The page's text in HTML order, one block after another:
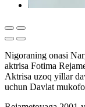
Nigoraning onasi
aktrisa Fotima
Aktrisa uzoq yillar
uchun Davlat